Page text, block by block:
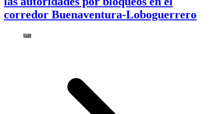
corredor Buenaventura-Loboguerrero